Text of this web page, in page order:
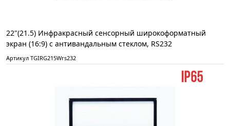
22"(21.5) Инфракрасный сенсорный широкоформатный
экран (16:9) с антивандальным стеклом, RS232
Артикул TGIRG215Wrs232